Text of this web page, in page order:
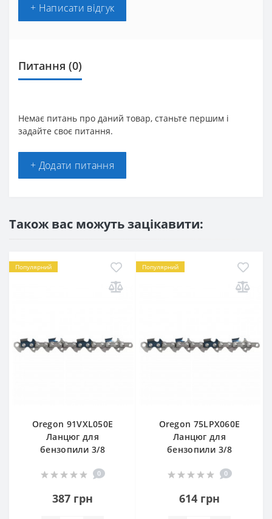
+ Написати відгук
Питання (0)
Немає питань про даний товар, станьте першим і
задайте своє питання.
+ Додати питання
Також вас можуть зацікавити:
Популярний
Oregon 91VXL050E
Ланцюг для
бензопили 3/8
0
387 грн
Популярний
Oregon 75LPX060Е
Ланцюг для
бензопили 3/8
0
614 грн